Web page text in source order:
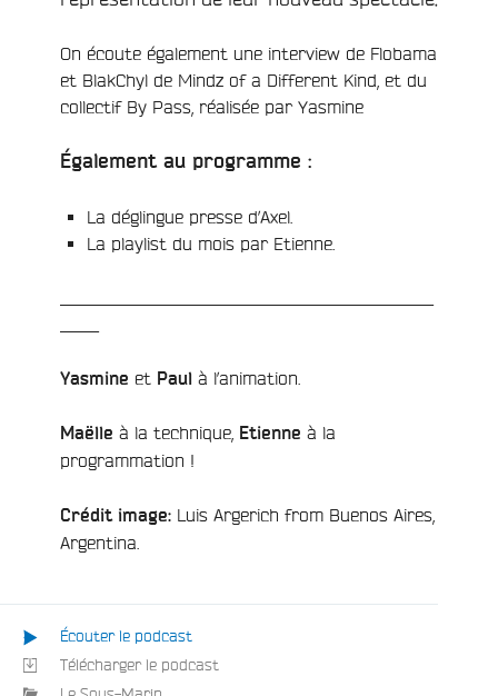
On écoute également une interview de Flobama
et BlakChyl de Mindz of a Different Kind, et du
collectif By Pass, réalisée par Yasmine
Également au programme :
La déglingue presse d’Axel.
La playlist du mois par Etienne.
Yasmine et Paul à l’animation.
Maëlle à la technique, Etienne à la
programmation !
Crédit image: Luis Argerich from Buenos Aires,
Argentina.
Écouter le podcast
Télécharger le podcast